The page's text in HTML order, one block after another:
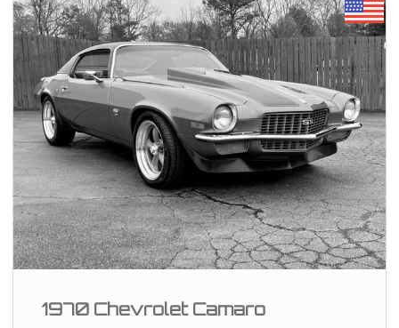
1970 Chevrolet Camaro